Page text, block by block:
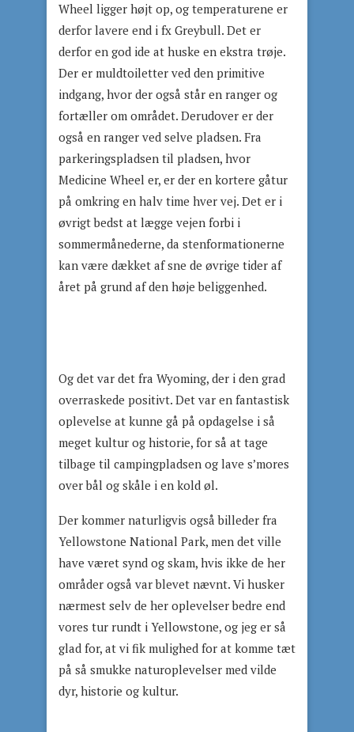
Wheel ligger højt op, og temperaturene er
derfor lavere end i fx Greybull. Det er
derfor en god ide at huske en ekstra trøje.
Der er muldtoiletter ved den primitive
indgang, hvor der også står en ranger og
fortæller om området. Derudover er der
også en ranger ved selve pladsen. Fra
parkeringspladsen til pladsen, hvor
Medicine Wheel er, er der en kortere gåtur
på omkring en halv time hver vej. Det er i
øvrigt bedst at lægge vejen forbi i
sommermånederne, da stenformationerne
kan være dækket af sne de øvrige tider af
året på grund af den høje beliggenhed.
Og det var det fra Wyoming, der i den grad
overraskede positivt. Det var en fantastisk
oplevelse at kunne gå på opdagelse i så
meget kultur og historie, for så at tage
tilbage til campingpladsen og lave s’mores
over bål og skåle i en kold øl.
Der kommer naturligvis også billeder fra
Yellowstone National Park, men det ville
have været synd og skam, hvis ikke de her
områder også var blevet nævnt. Vi husker
nærmest selv de her oplevelser bedre end
vores tur rundt i Yellowstone, og jeg er så
glad for, at vi fik mulighed for at komme tæt
på så smukke naturoplevelser med vilde
dyr, historie og kultur.